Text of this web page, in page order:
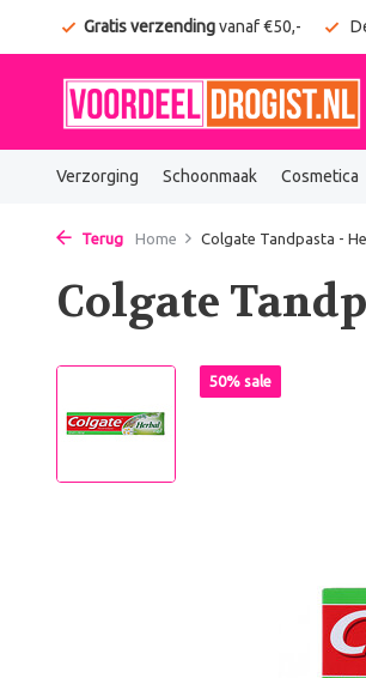
Gratis verzendingvanaf €50,-
Verzorging Schoonmaak Cosmetica
Terug Home Colgate Tandpasta -
Colgate
50% sale